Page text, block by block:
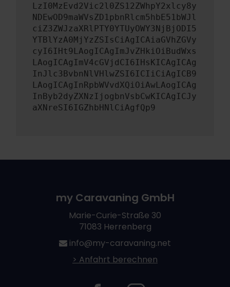
LzI0MzEvd2Vic2l0ZS12ZWhpY2xlcy8y
NDEwOD9maWVsZD1pbnRlcm5hbE51bWJl
ciZ3ZWJzaXRlPTY0YTUyOWY3NjBjODI5
YTBlYzA0MjYzZSIsCiAgICAiaGVhZGVy
cyI6IHt9LAogICAgImJvZHkiOiBudWxs
LAogICAgImV4cGVjdCI6IHsKICAgICAg
InJlc3BvbnNlVHlwZSI6ICIiCiAgICB9
LAogICAgInRpbWVvdXQiOiAwLAogICAg
InByb2dyZXNzIjogbnVsbCwKICAgICJy
aXNreSI6IGZhbHNlCiAgfQp9
my Caravaning GmbH
Marie-Curie-Straße 30
71083 Herrenberg
info@my-caravaning.net
> Anfahrt berechnen